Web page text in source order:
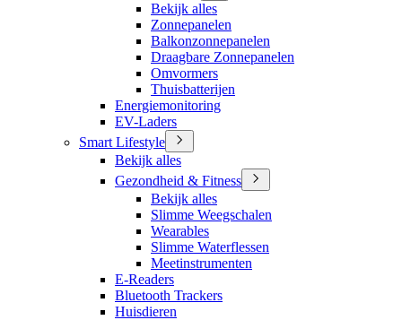
Bekijk alles
Zonnepanelen
Balkonzonnepanelen
Draagbare Zonnepanelen
Omvormers
Thuisbatterijen
Energiemonitoring
EV-Laders
Smart Lifestyle
Bekijk alles
Gezondheid & Fitness
Bekijk alles
Slimme Weegschalen
Wearables
Slimme Waterflessen
Meetinstrumenten
E-Readers
Bluetooth Trackers
Huisdieren